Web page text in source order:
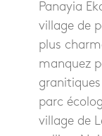
Panayia
village de
plus
manquez
parc
village de